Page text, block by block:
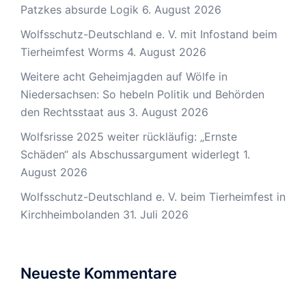
Patzkes absurde Logik 6. August 2026
Wolfsschutz-Deutschland e. V. mit Infostand beim
Tierheimfest Worms 4. August 2026
Weitere acht Geheimjagden auf Wölfe in
Niedersachsen: So hebeln Politik und Behörden
den Rechtsstaat aus 3. August 2026
Wolfsrisse 2025 weiter rückläufig: „Ernste
Schäden“ als Abschussargument widerlegt 1.
August 2026
Wolfsschutz-Deutschland e. V. beim Tierheimfest in
Kirchheimbolanden 31. Juli 2026
Neueste Kommentare